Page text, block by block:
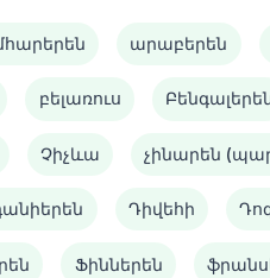
արաբերեն
բելառուս
Չիչևա չինարեն
Դիվեհի
Ֆիններեն